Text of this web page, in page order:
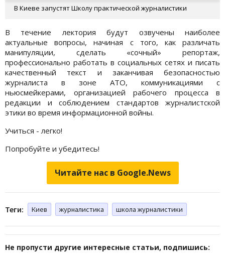
В Киеве запустят Школу практической журналистики
В течение лектория будут озвучены наиболее
актуальные вопросы, начиная с того, как различать
манипуляции, сделать «сочный» репортаж,
профессионально работать в социальных сетях и писать
качественный текст и заканчивая безопасностью
журналиста в зоне АТО, коммуникациями с
ньюсмейкерами, организацией рабочего процесса в
редакции и соблюдением стандартов журналистской
этики во время информационной войны.
Учиться - легко!
Попробуйте и убедитесь!
Читайте нас в Google.News
Теги: Киев журналистика школа журналистики
Не пропусти другие интересные статьи, подпишись: